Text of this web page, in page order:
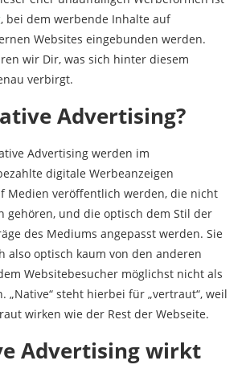
, bei dem werbende Inhalte auf
Websites eingebunden werden.
wir Dir, was sich hinter diesem
verbirgt.
Advertising?
Advertising werden im
digitale Werbeanzeigen
Medien veröffentlich werden, die nicht
gehören, und die optisch dem Stil der
des Mediums angepasst werden. Sie
also optisch kaum von den anderen
Websitebesucher möglichst nicht als
„Native“ steht hierbei für „vertraut“, weil
wirken wie der Rest der Webseite.
Advertising wirkt